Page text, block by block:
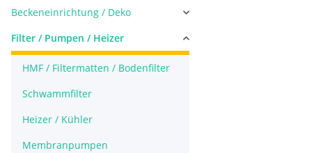
Beckeneinrichtung / Deko
Filter / Pumpen / Heizer
HMF / Filtermatten / Bodenfilter
Schwammfilter
Heizer / Kühler
Membranpumpen